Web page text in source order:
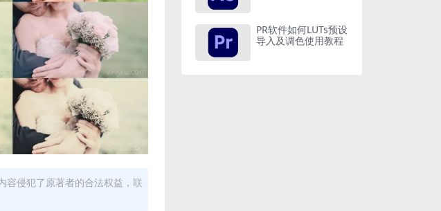
容侵犯了原著者的合法权益，联
PR软件如何LUTs预设
导入及调色使用教程